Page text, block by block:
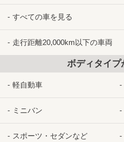
すべての車を見る
走行距離20,000km以下の車両
ボディタイプ
軽自動車
ミニバン
スポーツ・セダンなど